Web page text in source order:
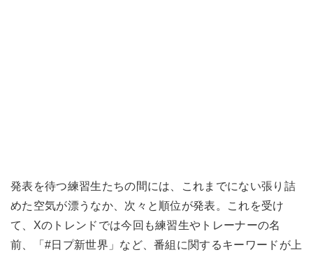
発表を待つ練習生たちの間には、これまでにない張り詰
めた空気が漂うなか、次々と順位が発表。これを受け
て、Xのトレンドでは今回も練習生やトレーナーの名
前、「#日プ新世界」など、番組に関するキーワードが上